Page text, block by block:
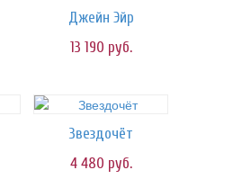
Джейн Эйр
13 190 руб.
Звездочёт
4 480 руб.